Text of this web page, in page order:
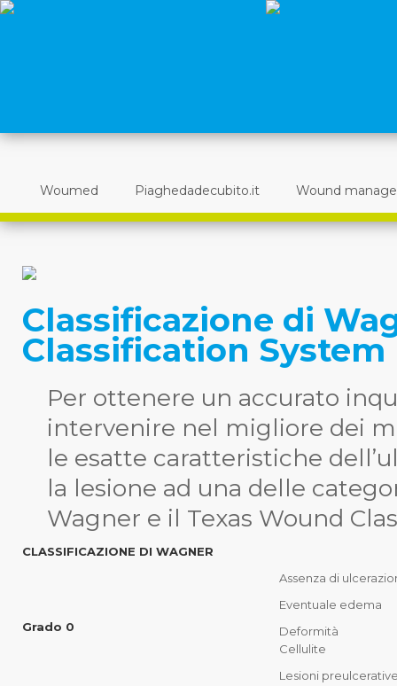
Woumed Piaghedadecubito.it Wound
Classificazione di
Classification System
Per ottenere un accurato
intervenire nel migliore dei
le esatte caratteristiche
la lesione ad una delle
Wagner e il Texas Wound
CLASSIFICAZIONE DI WAGNER
Grado 0
Assenza di
Eventuale edema
Deformità
Cellulite
Lesioni